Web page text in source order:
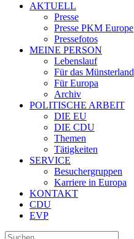
AKTUELL
Presse
Presse PKM Europe
Pressefotos
MEINE PERSON
Lebenslauf
Für das Münsterland
Für Europa
Archiv
POLITISCHE ARBEIT
DIE EU
DIE CDU
Themen
Tätigkeiten
SERVICE
Besuchergruppen
Karriere in Europa
KONTAKT
CDU
EVP